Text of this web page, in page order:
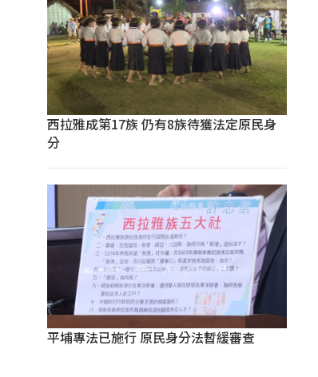
西拉雅成第17族 仍有8族待獲法定原民身
分
平埔專法已施行 原民身分法暫緩審查